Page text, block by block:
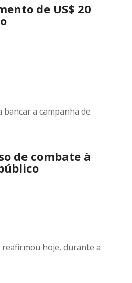
de US$ 20
a campanha de
de combate à
reafirmou hoje, durante a